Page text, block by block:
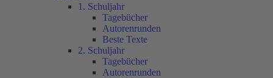
1. Schuljahr
Tagebücher
Autorenrunden
Beste Texte
2. Schuljahr
Tagebücher
Autorenrunden